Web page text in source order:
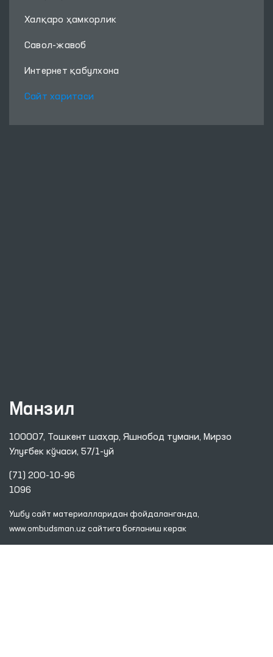
Халқаро ҳамкорлик
Савол-жавоб
Интернет қабулхона
Сайт харитаси
Манзил
100007, Тошкент шаҳар, Яшнобод тумани, Мирзо
Улуғбек кўчаси, 57/1-уй
(71) 200-10-96
1096
Ушбу сайт материалларидан фойдаланганда,
www.ombudsman.uz сайтига боғланиш керак